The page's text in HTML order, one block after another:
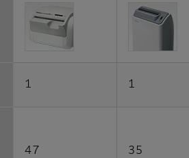
1 1
47 35